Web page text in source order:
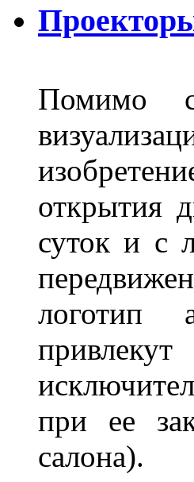
Помимо
открытия
суток и с
логотип
при ее
салона).